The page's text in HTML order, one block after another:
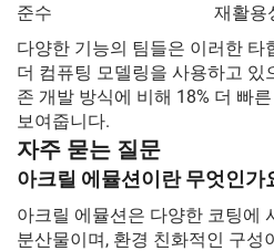
준수
재활용
다양한 기능의 팀들은 이러한 타
더 컴퓨팅 모델링을 사용하고 있
존 개발 방식에 비해 18% 더 빠
보여줍니다.
자주 묻는 질문
아크릴 에뮬션이란 무엇인가
아크릴 에뮬션은 다양한 코팅에
분산물이며, 환경 친화적인 구성